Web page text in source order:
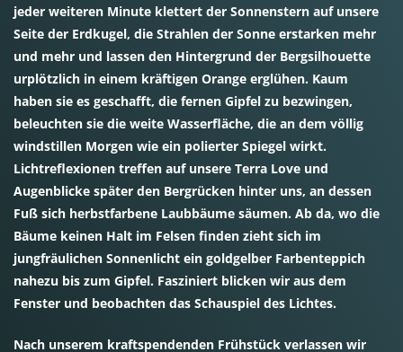
jeder weiteren Minute klettert der Sonnenstern auf unsere
Seite der Erdkugel, die Strahlen der Sonne erstarken mehr
und mehr und lassen den Hintergrund der Bergsilhouette
urplötzlich in einem kräftigen Orange erglühen. Kaum
haben sie es geschafft, die fernen Gipfel zu bezwingen,
beleuchten sie die weite Wasserfläche, die an dem völlig
windstillen Morgen wie ein polierter Spiegel wirkt.
Lichtreflexionen treffen auf unsere Terra Love und
Augenblicke später den Bergrücken hinter uns, an dessen
Fuß sich herbstfarbene Laubbäume säumen. Ab da, wo die
Bäume keinen Halt im Felsen finden zieht sich im
jungfräulichen Sonnenlicht ein goldgelber Farbenteppich
nahezu bis zum Gipfel. Fasziniert blicken wir aus dem
Fenster und beobachten das Schauspiel des Lichtes.
Nach unserem kraftspendenden Frühstück verlassen wir